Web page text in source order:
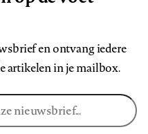
en ontvang iedere
artikelen in je mailbox.